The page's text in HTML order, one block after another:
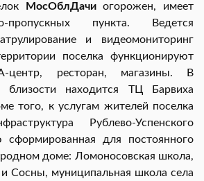
МосОблДачиогорожен, имеет
пропускных пункта. Ведется
и видеомониторинг
поселка функционируют
центр, ресторан, магазины. В
близости находится ТЦ Барвиха
того, к услугам жителей поселка
Рублево-Успенского
сформированная для постоянного
доме: Ломоносовская школа,
Сосны, муниципальная школа села